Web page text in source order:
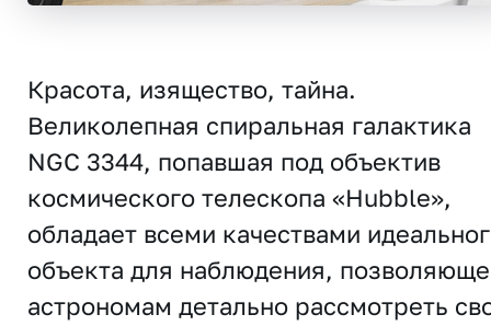
Красота, изящество, тайна.
Великолепная спиральная галактика
NGC 3344, попавшая под объектив
космического телескопа «Hubble»,
обладает всеми качествами
объекта для наблюдения,
астрономам детально рассмотреть